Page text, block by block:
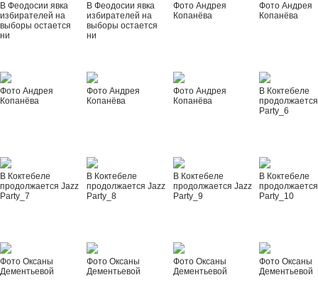
В Феодосии явка
избирателей на
выборы остается
ни
В Феодосии явка
избирателей на
выборы остается
ни
Фото Андрея
Копанёва
Фото Андрея
Копанёва
Фото Андрея
Копанёва
Фото Андрея
Копанёва
Фото Андрея
Копанёва
В Коктебеле
Party_6
В Коктебеле
продолжается Jazz
Party_7
В Коктебеле
продолжается Jazz
Party_8
В Коктебеле
продолжается Jazz
Party_9
В Коктебеле
Party_10
Фото Оксаны
Дементьевой
Фото Оксаны
Дементьевой
Фото Оксаны
Дементьевой
Фото Оксаны
Дементьевой